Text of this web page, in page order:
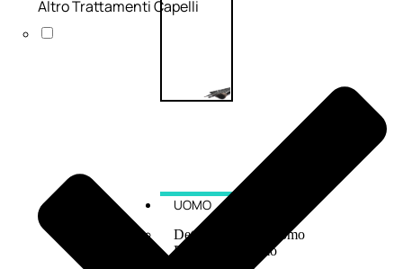
UOMO
Detergente Viso Uomo
Dopobarba Uomo
Altro Trattamenti Capelli